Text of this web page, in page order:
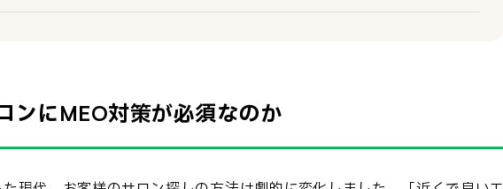
ンにMEO対策が必須なのか